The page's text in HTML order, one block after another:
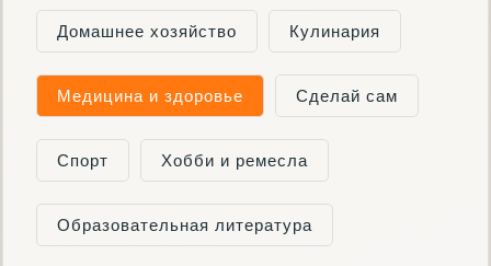
Домашнее хозяйство Кулинария
Медицина и здоровье Сделай сам
Спорт Хобби и ремесла
Образовательная литература